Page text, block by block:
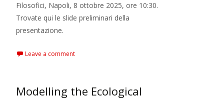
Filosofici, Napoli, 8 ottobre 2025, ore 10:30.
Trovate qui le slide preliminari della
presentazione.
Leave a comment
Modelling the Ecological